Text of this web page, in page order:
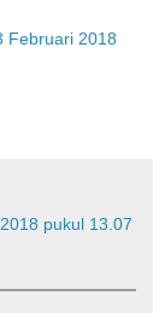
Februari 2018
pukul 13.07